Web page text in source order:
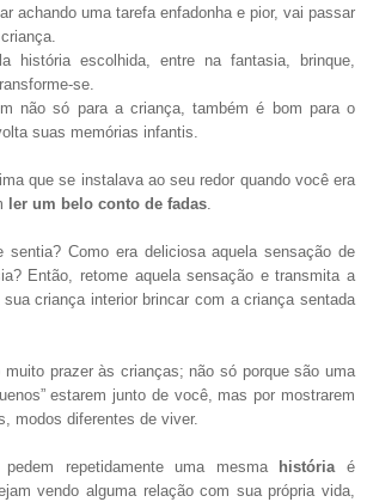
achando uma tarefa enfadonha e pior, vai passar
história escolhida, entre na fantasia, brinque,
se.
não só para a criança, também é bom para o
suas memórias infantis.
que se instalava ao seu redor quando você era
ler um belo conto de fadas.
sentia? Como era deliciosa aquela sensação de
Então, retome aquela sensação e transmita a
criança interior brincar com a criança sentada
prazer às crianças; não só porque são uma
estarem junto de você, mas por mostrarem
modos diferentes de viver.
repetidamente uma mesma históriaé
vendo alguma relação com sua própria vida,